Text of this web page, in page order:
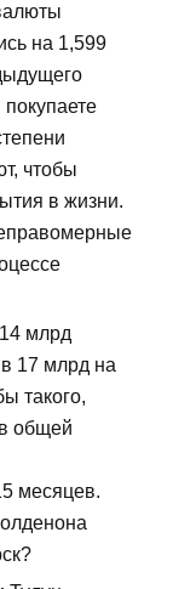
на 1,599
чтобы
в жизни.
млрд
17 млрд на
такого,
общей
месяцев.